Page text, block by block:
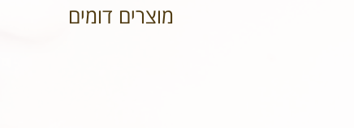
מוצרים דומים